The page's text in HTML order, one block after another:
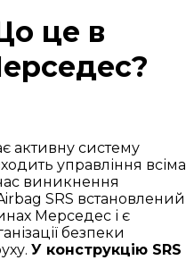
це в
активну систему
управління всіма
виникнення
SRS встановлений
Мерседес і є
безпеки
У конструкцію SRS